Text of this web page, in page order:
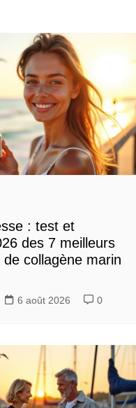
: test et
des 7 meilleurs
collagène marin
6 août 2026 0